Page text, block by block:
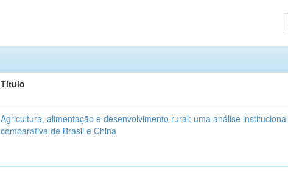
Título
Agricultura, alimentação e desenvolvimento rural: uma análise institucional
comparativa de Brasil e China